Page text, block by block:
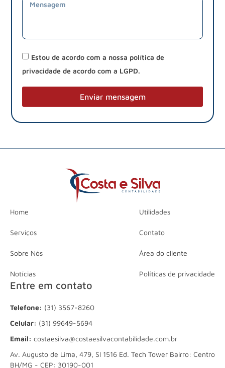
Estou de acordo com a nossa política de
privacidade de acordo com a LGPD.
Enviar mensagem
Home
Serviços
Sobre Nós
Notícias
Utilidades
Contato
Área do cliente
Políticas de privacidade
Entre em contato
Telefone: (31) 3567-8260
Celular: (31) 99649-5694
Email: costaesilva@costaesilvacontabilidade.com.br
Av. Augusto de Lima, 479, Sl 1516 Ed. Tech Tower Bairro: Centro
BH/MG - CEP: 30190-001